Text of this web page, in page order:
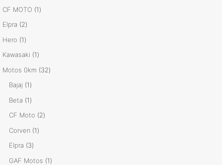
productos
CF MOTO 11
Elpra 22
productos
Hero 11
producto
Kawasaki 11
producto
Motos 0km 3232
Bajaj 11
producto
Beta 11
producto
CF Moto 22
Corven 11
Elpra 33
productos
GAF Motos 11